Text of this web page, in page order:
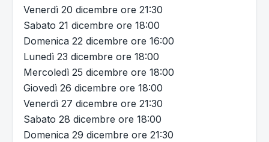
Venerdì 20 dicembre ore 21:30
Sabato 21 dicembre ore 18:00
Domenica 22 dicembre ore 16:00
Lunedì 23 dicembre ore 18:00
Mercoledì 25 dicembre ore 18:00
Giovedì 26 dicembre ore 18:00
Venerdì 27 dicembre ore 21:30
Sabato 28 dicembre ore 18:00
Domenica 29 dicembre ore 21:30